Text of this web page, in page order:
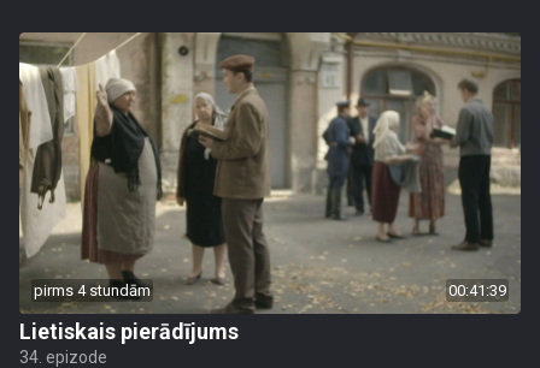
pirms 4 stundām 00:41:39
Lietiskais pierādījums
34. epizode